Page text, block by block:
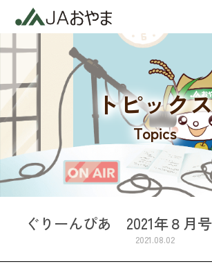
トピック
Topics
ぐりーんぴあ 2021年８月
2021.08.02